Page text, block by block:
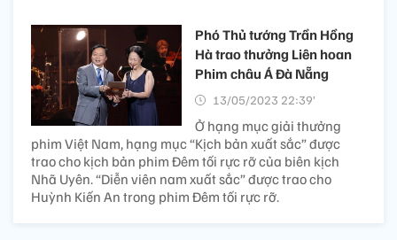
Phó Thủ tướng Trần Hồng
Hà trao thưởng Liên hoan
Phim châu Á Đà Nẵng
13/05/2023 22:39’
Ở hạng mục giải thưởng
phim Việt Nam, hạng mục “Kịch bản xuất sắc” được
trao cho kịch bản phim Đêm tối rực rỡ của biên kịch
Nhã Uyên. “Diễn viên nam xuất sắc” được trao cho
Huỳnh Kiến An trong phim Đêm tối rực rỡ.